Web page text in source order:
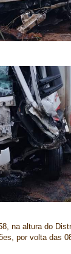
na altura do
por volta das